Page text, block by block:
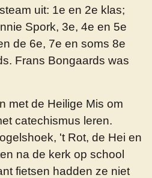
uit: 1e en 2e klas;
Spork, 3e, 4e en 5e
de 6e, 7e en soms 8e
Frans Bongaards was
met de Heilige Mis om
catechismus leren.
't Rot, de Hei en
na de kerk op school
fietsen hadden ze niet